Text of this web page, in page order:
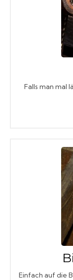
Falls man mal
Einfach auf die